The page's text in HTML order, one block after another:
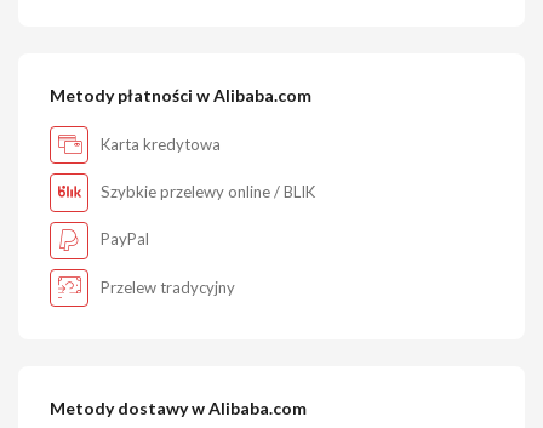
Metody płatności w Alibaba.com
Karta kredytowa
Szybkie przelewy online / BLIK
PayPal
Przelew tradycyjny
Metody dostawy w Alibaba.com